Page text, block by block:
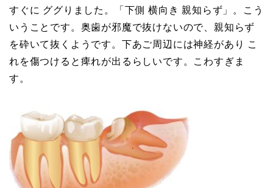
すぐに ググりました。「下側 横向き 親知らず」。こう
いうことです。奥歯が邪魔で抜けないので、親知らず
を砕いて抜くようです。下あご周辺には神経があり こ
れを傷つけると痺れが出るらしいです。こわすぎま
す。